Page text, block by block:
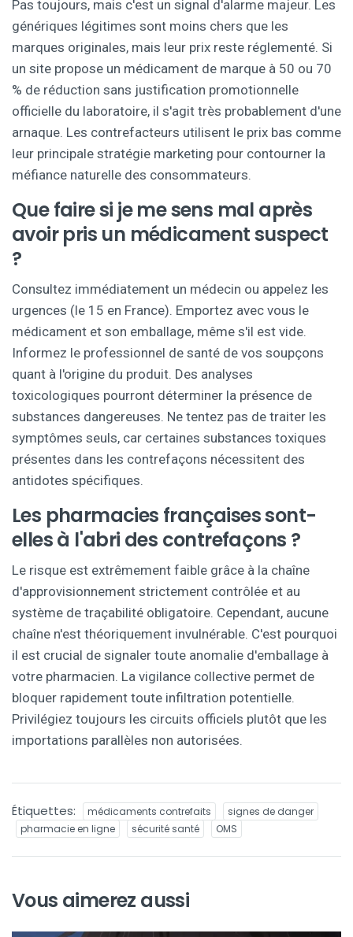
Pas toujours, mais c'est un signal d'alarme majeur. Les
génériques légitimes sont moins chers que les
marques originales, mais leur prix reste réglementé. Si
un site propose un médicament de marque à 50 ou 70
% de réduction sans justification promotionnelle
officielle du laboratoire, il s'agit très probablement d'une
arnaque. Les contrefacteurs utilisent le prix bas comme
leur principale stratégie marketing pour contourner la
méfiance naturelle des consommateurs.
Que faire si je me sens mal après
avoir pris un médicament suspect
?
Consultez immédiatement un médecin ou appelez les
urgences (le 15 en France). Emportez avec vous le
médicament et son emballage, même s'il est vide.
Informez le professionnel de santé de vos soupçons
quant à l'origine du produit. Des analyses
toxicologiques pourront déterminer la présence de
substances dangereuses. Ne tentez pas de traiter les
symptômes seuls, car certaines substances toxiques
présentes dans les contrefaçons nécessitent des
antidotes spécifiques.
Les pharmacies françaises sont-
elles à l'abri des contrefaçons ?
Le risque est extrêmement faible grâce à la chaîne
d'approvisionnement strictement contrôlée et au
système de traçabilité obligatoire. Cependant, aucune
chaîne n'est théoriquement invulnérable. C'est pourquoi
il est crucial de signaler toute anomalie d'emballage à
votre pharmacien. La vigilance collective permet de
bloquer rapidement toute infiltration potentielle.
Privilégiez toujours les circuits officiels plutôt que les
importations parallèles non autorisées.
Étiquettes: médicaments contrefaits
signes de danger
pharmacie en ligne
sécurité santé OMS
Vous aimerez aussi